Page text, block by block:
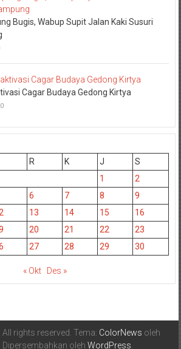
Bugis, Wabup Supit Jalan Kaki Susuri
Cagar Budaya Gedong Kirtya
0
R K J
S
1
2
6 7 8
9
13 14 15
16
20 21 22
23
27 28 29 30
« Okt Des »
. All rights reserved. Tema: ColorNews oleh
Dipersembahkan oleh WordPress